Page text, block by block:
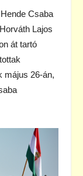
Csaba
Lajos
át tartó
május 26-án,